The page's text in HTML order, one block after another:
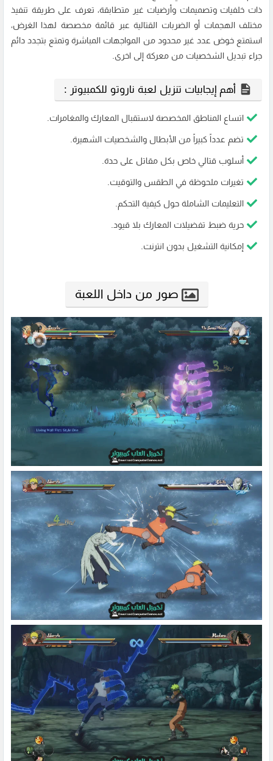
ذات خلفيات وتصميمات وأرضيات غير متطابقة، تعرف على طريقة تنفيذ
مختلف الهجمات أو الضربات القتالية عبر قائمة مخصصة لهذا الغرض،
استمتع خوض عدد غير محدود من المواجهات المباشرة وتمتع بتجدد دائم
جراء تبديل الشخصيات من معركة إلى اخرى.
أهم إيجابيات تنزيل لعبة ناروتو للكمبيوتر :
اتساع المناطق المخصصة لاستقبال المعارك والمغامرات.
تضم عدداً كبيراً من الأبطال والشخصيات الشهيرة.
أسلوب قتالي خاص بكل مقاتل على حدة.
تغيرات ملحوظة في الطقس والتوقيت.
التعليمات الشاملة حول كيفية التحكم.
حرية ضبط تفضيلات المعارك بلا قيود.
إمكانية التشغيل بدون انترنت.
صور من داخل اللعبة